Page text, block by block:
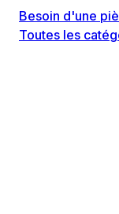
Besoin d'une
Toutes les